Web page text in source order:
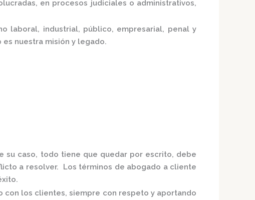
en procesos judiciales o administrativos,
laboral, industrial, público, empresarial, penal y
nuestra misión y legado.
su caso, todo tiene que quedar por escrito, debe
a resolver. Los términos de abogado a cliente
con los clientes, siempre con respeto y aportando